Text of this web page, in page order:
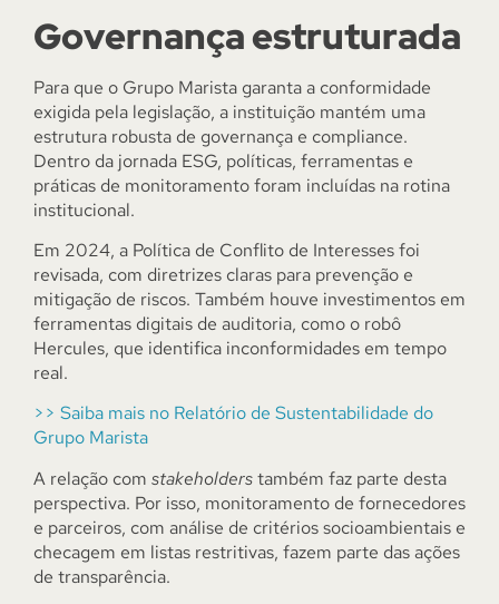
Governança estruturada
Para que o Grupo Marista garanta a conformidade
exigida pela legislação, a instituição mantém uma
estrutura robusta de governança e compliance.
Dentro da jornada ESG, políticas, ferramentas e
práticas de monitoramento foram incluídas na rotina
institucional.
Em 2024, a Política de Conflito de Interesses foi
revisada, com diretrizes claras para prevenção e
mitigação de riscos. Também houve investimentos em
ferramentas digitais de auditoria, como o robô
Hercules, que identifica inconformidades em tempo
real.
>> Saiba mais no Relatório de Sustentabilidade do
Grupo Marista
A relação com stakeholderstambém faz parte desta
perspectiva. Por isso, monitoramento de fornecedores
e parceiros, com análise de critérios socioambientais e
checagem em listas restritivas, fazem parte das ações
de transparência.